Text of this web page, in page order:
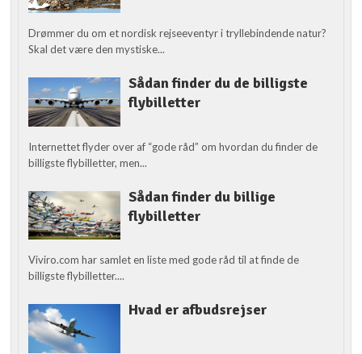
Drømmer du om et nordisk rejseeventyr i tryllebindende natur?
Skal det være den mystiske...
Sådan finder du de billigste
flybilletter
Internettet flyder over af “gode råd” om hvordan du finder de
billigste flybilletter, men...
Sådan finder du billige
flybilletter
Viviro.com har samlet en liste med gode råd til at finde de
billigste flybilletter....
Hvad er afbudsrejser